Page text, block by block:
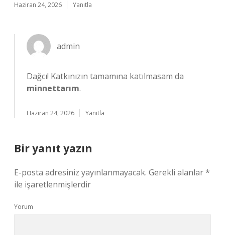
Haziran 24, 2026 Yanıtla
admin
Dağcı! Katkınızın tamamına katılmasam da
minnettarım.
Haziran 24, 2026 Yanıtla
Bir yanıt yazın
E-posta adresiniz yayınlanmayacak. Gerekli alanlar*
ile işaretlenmişlerdir
Yorum